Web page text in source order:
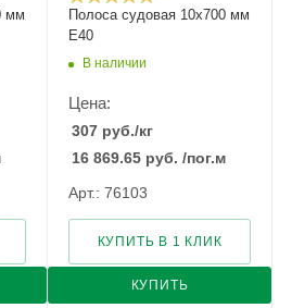
мм
Полоса судовая 10х700 мм
E40
В наличии
Цена:
307 руб./кг
16 869.65 руб. /пог.м
Арт.: 76103
КУПИТЬ
КУПИТЬ В 1 КЛИК